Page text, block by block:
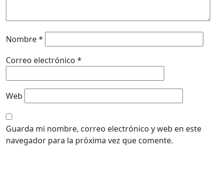
Nombre*
Correo electrónico *
Web
Guarda mi nombre, correo electrónico y web en este
navegador para la próxima vez que comente.